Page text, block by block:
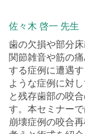
佐々木 啓一 先生
歯の欠損や部分
関節雑音や筋の
する症例に遭遇
ような症例に対
と残存歯部の咬
す。本セミナー
崩壊症例の咬合